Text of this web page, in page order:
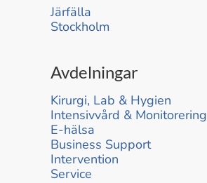
Järfälla
Stockholm
Avdelningar
Kirurgi, Lab & Hygien
Intensivvård & Monitorering
E-hälsa
Business Support
Intervention
Service